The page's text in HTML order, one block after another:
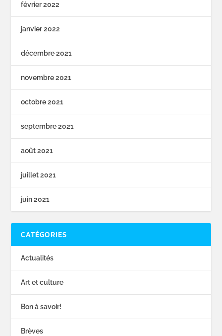
février 2022
janvier 2022
décembre 2021
novembre 2021
octobre 2021
septembre 2021
août 2021
juillet 2021
juin 2021
CATÉGORIES
Actualités
Art et culture
Bon à savoir!
Brèves